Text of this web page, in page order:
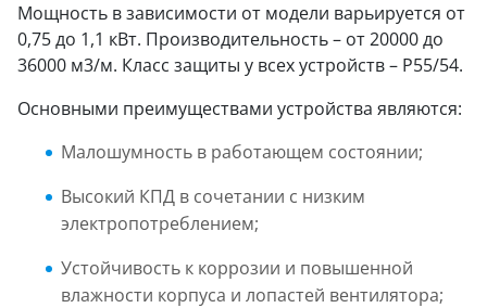
Мощность в зависимости от модели варьируется от
0,75 до 1,1 кВт. Производительность – от 20000 до
36000 м3/м. Класс защиты у всех устройств – P55/54.
Основными преимуществами устройства являются:
Малошумность в работающем состоянии;
Высокий КПД в сочетании с низким
электропотреблением;
Устойчивость к коррозии и повышенной
влажности корпуса и лопастей вентилятора;